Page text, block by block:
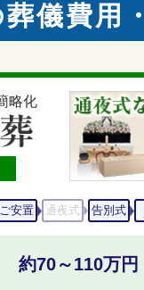
儀費用
略化
ご安置 通夜式 告別式
約70～110万円